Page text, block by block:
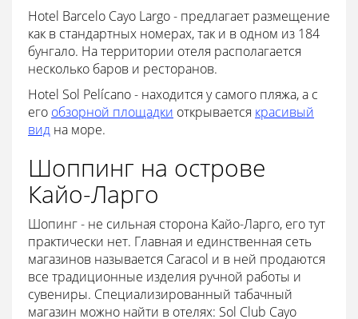
Hotel Barcelo Cayo Largo - предлагает размещение
как в стандартных номерах, так и в одном из 184
бунгало. На территории отеля располагается
несколько баров и ресторанов.
Hotel Sol Pelícano - находится у самого пляжа, а с
его обзорной площадки открывается красивый
вид на море.
Шоппинг на острове
Кайо-Ларго
Шопинг - не сильная сторона Кайо-Ларго, его тут
практически нет. Главная и единственная сеть
магазинов называется Caracol и в ней продаются
все традиционные изделия ручной работы и
сувениры. Специализированный табачный
магазин можно найти в отелях: Sol Club Cayo